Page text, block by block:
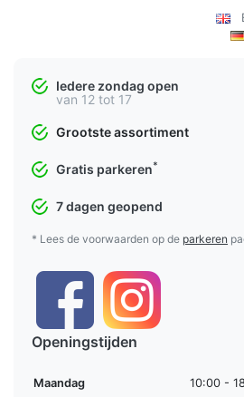
Iedere zondag open
van 12 tot 17
Grootste assortiment
Gratis parkeren*
7 dagen geopend
* Lees de voorwaarden op de parkeren
Openingstijden
Maandag
10:00 -